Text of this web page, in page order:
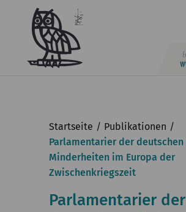
Leichte
Sprache
English
Startseite
Publikationen
Parlamentarier der deutschen
Minderheiten im Europa der
Zwischenkriegszeit
Parlamentarier der